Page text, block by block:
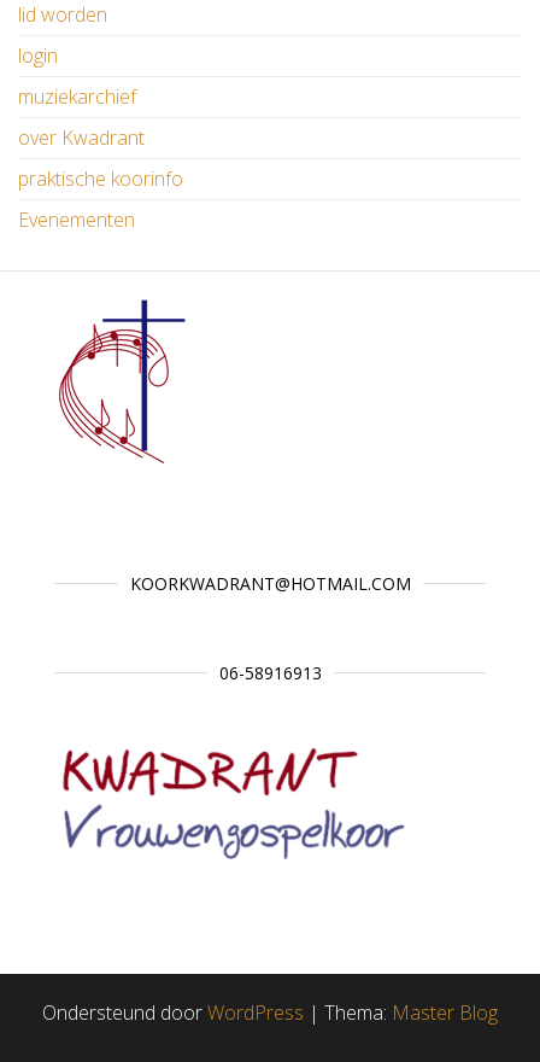
lid worden
login
muziekarchief
over Kwadrant
praktische koorinfo
Evenementen
KOORKWADRANT@HOTMAIL.COM
06-58916913
Ondersteund doorWordPress | Thema: Master Blog